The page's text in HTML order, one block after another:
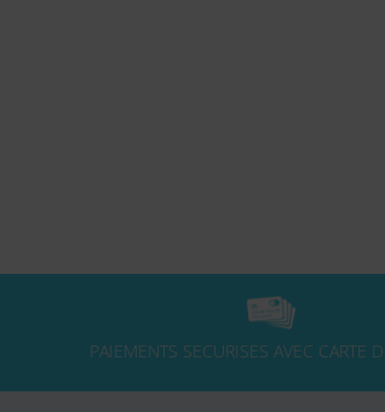
PAIEMENTS SECURISES AVEC CARTE